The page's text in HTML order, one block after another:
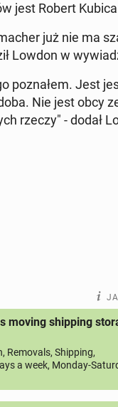
jest Robert
już nie ma
Lowdon w
po­zna­łem. Jest
Nie jest obcy
rzeczy" - dodał
moving shipping
Removals, Shipping,
a week, Monday-